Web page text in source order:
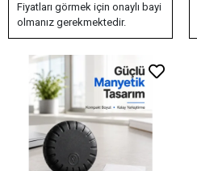
Fiyatları görmek için onaylı bayi
olmanız gerekmektedir.